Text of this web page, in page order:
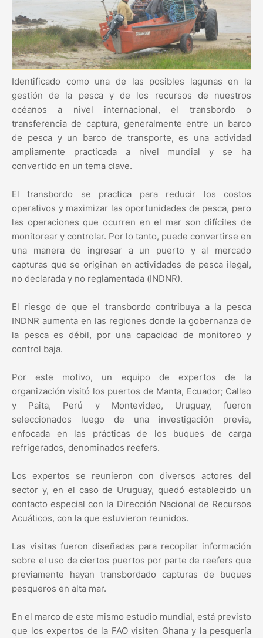
Identificado como una de las posibles lagunas en la
gestión de la pesca y de los recursos de nuestros
océanos a nivel internacional, el transbordo o
transferencia de captura, generalmente entre un barco
de pesca y un barco de transporte, es una actividad
ampliamente practicada a nivel mundial y se ha
convertido en un tema clave.
El transbordo se practica para reducir los costos
operativos y maximizar las oportunidades de pesca, pero
las operaciones que ocurren en el mar son difíciles de
monitorear y controlar. Por lo tanto, puede convertirse en
una manera de ingresar a un puerto y al mercado
capturas que se originan en actividades de pesca ilegal,
no declarada y no reglamentada (INDNR).
El riesgo de que el transbordo contribuya a la pesca
INDNR aumenta en las regiones donde la gobernanza de
la pesca es débil, por una capacidad de monitoreo y
control baja.
Por este motivo, un equipo de expertos de la
organización visitó los puertos de Manta, Ecuador; Callao
y Paita, Perú y Montevideo, Uruguay, fueron
seleccionados luego de una investigación previa,
enfocada en las prácticas de los buques de carga
refrigerados, denominados reefers.
Los expertos se reunieron con diversos actores del
sector y, en el caso de Uruguay, quedó establecido un
contacto especial con la Dirección Nacional de Recursos
Acuáticos, con la que estuvieron reunidos.
Las visitas fueron diseñadas para recopilar información
sobre el uso de ciertos puertos por parte de reefers que
previamente hayan transbordado capturas de buques
pesqueros en alta mar.
En el marco de este mismo estudio mundial, está previsto
que los expertos de la FAO visiten Ghana y la pesquería